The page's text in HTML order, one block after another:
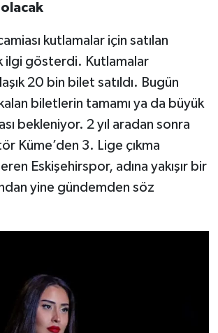
olacak
kutlamalar için satılan
ilgi gösterdi. Kutlamalar
20 bin bilet satıldı. Bugün
biletlerin tamamı ya da büyük
bekleniyor. 2 yıl aradan sonra
Küme’den 3. Lige çıkma
Eskişehirspor, adına yakışır bir
yine gündemden söz